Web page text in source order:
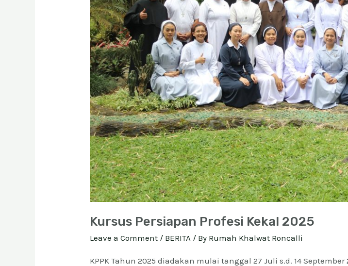
Kursus Persiapan Profesi Kekal 2025
Leave a Comment / BERITA / By Rumah Khalwat Roncalli
KPPK Tahun 2025 diadakan mulai tanggal 27 Juli s.d. 14